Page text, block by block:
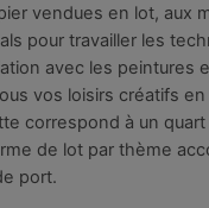
vendues en lot, aux
pour travailler les
avec les peintures
vos loisirs créatifs
correspond à un
de lot par thème
port.